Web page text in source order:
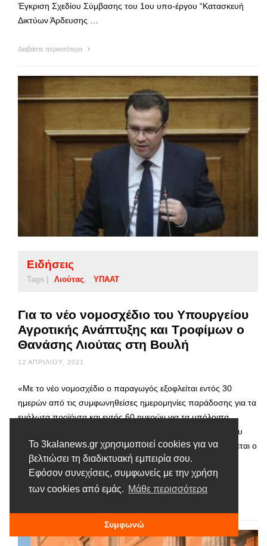
Το 3kalanews.gr χρησιμοποιεί cookies για να
βελτιώσει τη διαδικτυακή εμπειρία σου.
Εφόσον συνεχίσεις, συμφωνείς με την χρήση
των cookies από εμάς. Μάθε περισσότερα
Συμφωνώ
Έγκριση Σχεδίου Σύμβασης του 1ου υπο-έργου “Κατασκευή
Δικτύων Άρδευσης …
Διαβάστε περισσότερα
Ειδήσεις
Tags | Λιούτας ΥΠΑΑΤ
Για το νέο νομοσχέδιο του Υπουργείου
Αγροτικής Ανάπτυξης και Τροφίμων ο
Θανάσης Λιούτας στη Βουλή
12 ΑΠΡΙΛΊΟΥ, 2021
«Με το νέο νομοσχέδιο ο παραγωγός εξοφλείται εντός 30
ημερών από τις συμφωνηθείσες ημερομηνίες παράδοσης για τα
ευάλωτα προϊόντα και εντός 60 ημερών για τα υπόλοιπα
γεωργικά προϊόντα». Με το νέο νομοσχέδιο του Υπουργείου
Αγροτικής Ανάπτυξης και Τροφίμων, στο προσκήνιο βρίσκεται ο
Έλληνας παραγωγός, αγρότης και κτηνοτρόφος, τόνισε ο
Βουλευτής Τρικάλων Θανάσης Λιούτας, στη συζήτηση …